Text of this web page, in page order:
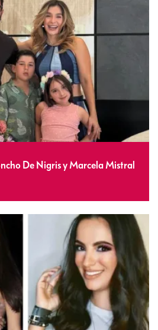
De Nigris y Marcela Mistral